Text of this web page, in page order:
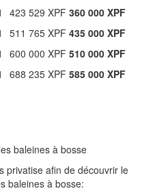
423 529 XPF 360 000 XPF
511 765 XPF 435 000 XPF
600 000 XPF 510 000 XPF
688 235 XPF 585 000 XPF
baleines à bosse
privatise afin de découvrir le
baleines à bosse: